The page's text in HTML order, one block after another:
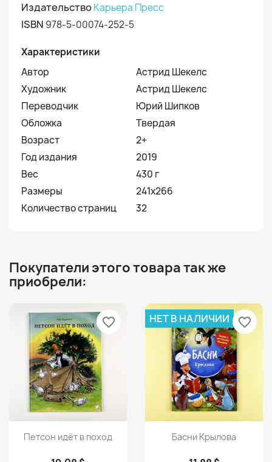
ИздательствоКарьера Пресс
ISBN 978-5-00074-252-5
Характеристики
Автор
Астрид Шекелс
Художник
Астрид Шекелс
Переводчик
Юрий Шипков
Обложка
Твердая
Возраст
2+
Год издания
2019
Вес
430 г
Размеры
241x266
Количество страниц
32
Покупатели этого товара так же
приобрели:
Просмотр
Петсон идёт в поход
favorite_border
Просмотр
Басни Крылова
НЕТ В НАЛИЧИИ favorite_border